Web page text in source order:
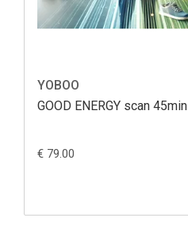
YOBOO
GOOD ENERGY scan 45min
€ 79.00